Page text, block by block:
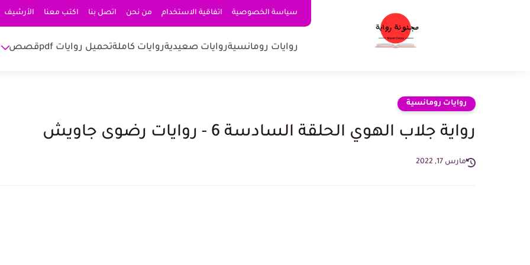
سياسة الخصوصية اتفاقية الاستخدام من نحن اتصل بنا اكتب معنا الأرشيف
روايات رومانسيةروايات صعيديةروايات كاملةتحميل روايات pdf قصص
روايات رومانسية
رواية جلاب الهوي الحلقة السادسة 6 - روايات رضوى جاويش
مارس 17, 2022